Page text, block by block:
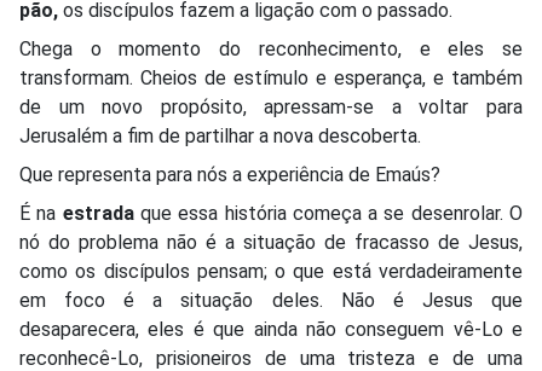
pão, os discípulos fazem a ligação com o passado.
Chega o momento do reconhecimento, e eles se
transformam. Cheios de estímulo e esperança, e também
de um novo propósito, apressam-se a voltar para
Jerusalém a fim de partilhar a nova descoberta.
Que representa para nós a experiência de Emaús?
É na estradaque essa história começa a se desenrolar. O
nó do problema não é a situação de fracasso de Jesus,
como os discípulos pensam; o que está verdadeiramente
em foco é a situação deles. Não é Jesus que
desaparecera, eles é que ainda não conseguem vê-Lo e
reconhecê-Lo, prisioneiros de uma tristeza e de uma